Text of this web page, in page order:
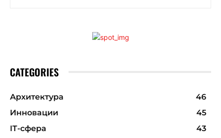
CATEGORIES
Архитектура
46
Инновации
45
ІТ-сфера
43